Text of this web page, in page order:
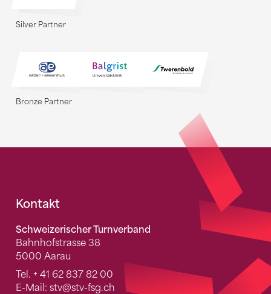
Silver Partner
Bronze Partner
Fusszeile
Kontakt
Schweizerischer Turnverband
Bahnhofstrasse 38
5000 Aarau
Tel. + 41 62 837 82 00
E-Mail: stv@stv-fsg.ch